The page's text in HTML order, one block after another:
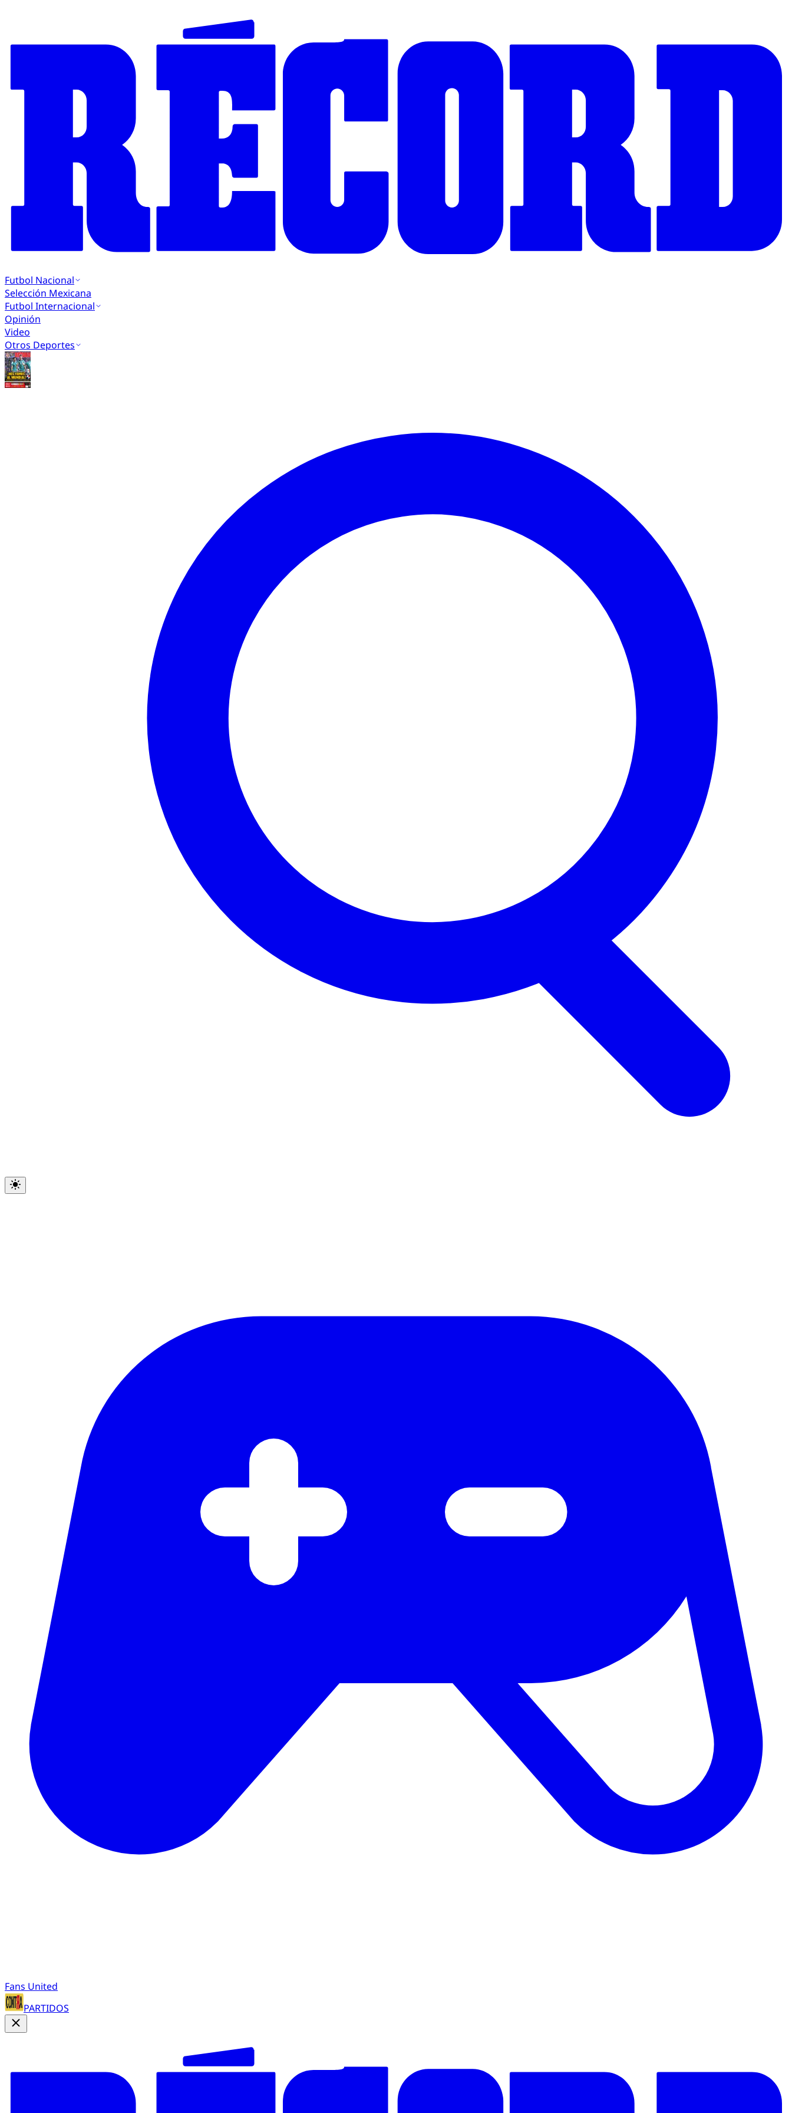
Futbol Nacional
Selección Mexicana
Futbol Internacional
Opinión
Video
Otros Deportes
Fans United
PARTIDOS